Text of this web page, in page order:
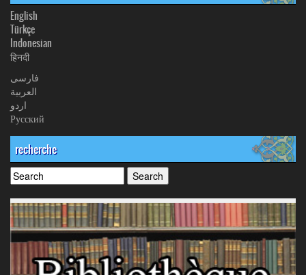
English
Türkçe
Indonesian
हिनदी
فارسی
العربیة
اردو
Русский
recherche